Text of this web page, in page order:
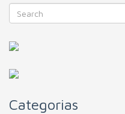
Categorias